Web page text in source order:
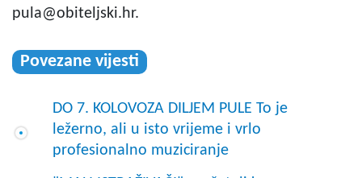
pula@obiteljski.hr.
Povezane vijesti
DO 7. KOLOVOZA DILJEM PULE To je
ležerno, ali u isto vrijeme i vrlo
profesionalno muziciranje